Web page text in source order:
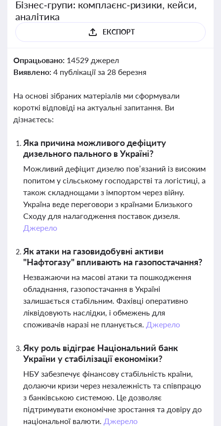
Бізнес‑групи: комплаєнс‑ризики, кейси,
аналітика
ЕКСПОРТ
Опрацьовано: 14529 джерел
Виявлено: 4 публікації за 28 березня
На основі зібраних матеріалів ми сформували
короткі відповіді на актуальні запитання. Ви
дізнаєтесь:
Яка причина можливого дефіциту
дизельного пального в Україні?
Можливий дефіцит дизелю пов’язаний із високим
попитом у сільському господарстві та логістиці, а
також складнощами з імпортом через війну.
Україна веде переговори з країнами Близького
Сходу для налагодження поставок дизеля.
Джерело
Як атаки на газовидобувні активи
"Нафтогазу" впливають на газопостачання?
Незважаючи на масові атаки та пошкодження
обладнання, газопостачання в Україні
залишається стабільним. Фахівці оперативно
ліквідовують наслідки, і обмежень для
споживачів наразі не планується. Джерело
Яку роль відіграє Національний банк
України у стабілізації економіки?
НБУ забезпечує фінансову стабільність країни,
долаючи кризи через незалежність та співпрацю
з банківською системою. Це дозволяє
підтримувати економічне зростання та довіру до
національної валюти. Джерело